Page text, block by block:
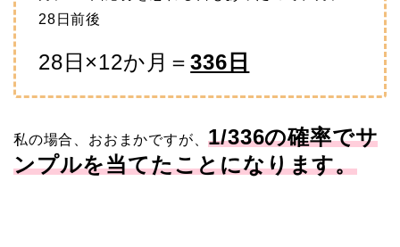
28日前後
28日×12か月＝336日
私の場合、おおまかですが、1/336の確率でサ
ンプルを当てたことになります。